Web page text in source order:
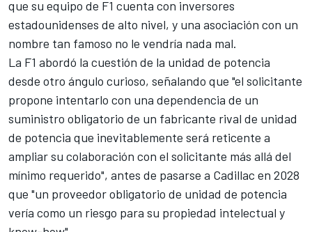
que su equipo de F1 cuenta con inversores
estadounidenses de alto nivel, y una asociación con un
nombre tan famoso no le vendría nada mal.
La F1 abordó la cuestión de la unidad de potencia
desde otro ángulo curioso, señalando que "el solicitante
propone intentarlo con una dependencia de un
suministro obligatorio de un fabricante rival de unidad
de potencia que inevitablemente será reticente a
ampliar su colaboración con el solicitante más allá del
mínimo requerido", antes de pasarse a Cadillac en 2028
que "un proveedor obligatorio de unidad de potencia
vería como un riesgo para su propiedad intelectual y